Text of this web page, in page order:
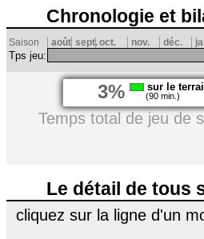
Chronologie et
Saison août sept.oct. nov. déc.
Tps jeu:
3% sur le
(90 min.)
Temps total de jeu de
Le détail de tous
cliquez sur la ligne d'un